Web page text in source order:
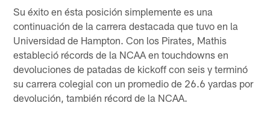
Su éxito en ésta posición simplemente es una
continuación de la carrera destacada que tuvo en la
Universidad de Hampton. Con los Pirates, Mathis
estableció récords de la NCAA en touchdowns en
devoluciones de patadas de kickoff con seis y terminó
su carrera colegial con un promedio de 26.6 yardas por
devolución, también récord de la NCAA.